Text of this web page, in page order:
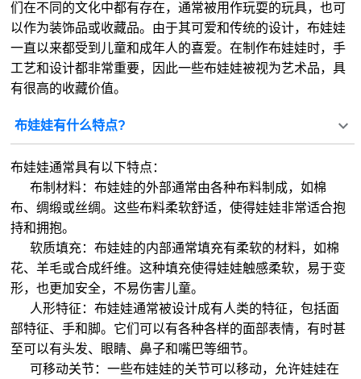
们在不同的文化中都有存在，通常被用作玩耍的玩具，也可
以作为装饰品或收藏品。由于其可爱和传统的设计，布娃娃
一直以来都受到儿童和成年人的喜爱。在制作布娃娃时，手
工艺和设计都非常重要，因此一些布娃娃被视为艺术品，具
有很高的收藏价值。
布娃娃有什么特点?
布娃娃通常具有以下特点：
布制材料：布娃娃的外部通常由各种布料制成，如棉
布、绸缎或丝绸。这些布料柔软舒适，使得娃娃非常适合抱
持和拥抱。
软质填充：布娃娃的内部通常填充有柔软的材料，如棉
花、羊毛或合成纤维。这种填充使得娃娃触感柔软，易于变
形，也更加安全，不易伤害儿童。
人形特征：布娃娃通常被设计成有人类的特征，包括面
部特征、手和脚。它们可以有各种各样的面部表情，有时甚
至可以有头发、眼睛、鼻子和嘴巴等细节。
可移动关节：一些布娃娃的关节可以移动，允许娃娃在